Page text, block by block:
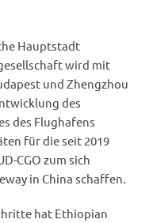
Hauptstadt
wird mit
und Zhengzhou
des
des Flughafens
für die seit 2019
CGO zum sich
in China schaffen.
hat Ethiopian